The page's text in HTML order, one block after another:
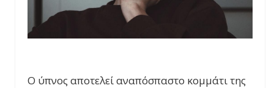
Ο ύπνος αποτελεί αναπόσπαστο κομμάτι της